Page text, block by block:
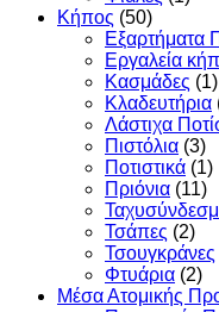
Κήπος (50)
Εξαρτήματα
Εργαλεία
Κασμάδες (1)
Κλαδευτήρια
Λάστιχα
Πιστόλια (3)
Ποτιστικά (1)
Πριόνια (11)
Τσάπες (2)
Τσουγκράνες
Φτυάρια (2)
Μέσα Ατομικής